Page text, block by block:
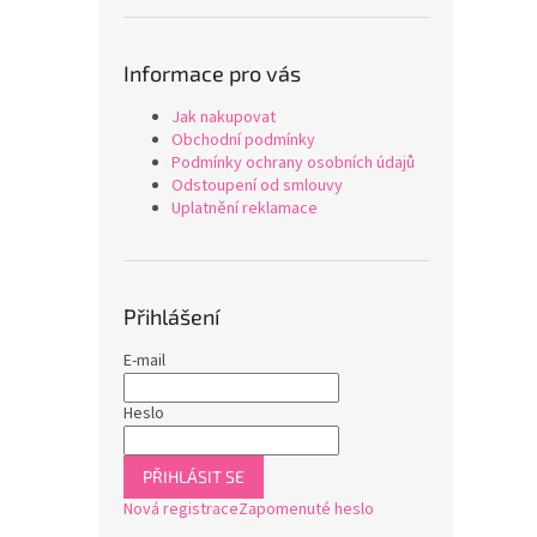
Informace pro vás
Jak nakupovat
Obchodní podmínky
Podmínky ochrany osobních údajů
Odstoupení od smlouvy
Uplatnění reklamace
Přihlášení
E-mail
Heslo
PŘIHLÁSIT SE
Nová registraceZapomenuté heslo